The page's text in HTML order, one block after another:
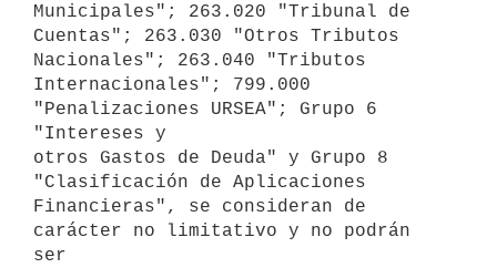
Municipales"; 263.020 "Tribunal de
Cuentas"; 263.030 "Otros Tributos
Nacionales"; 263.040 "Tributos
Internacionales"; 799.000
"Penalizaciones URSEA"; Grupo 6
"Intereses y
otros Gastos de Deuda" y Grupo 8
"Clasificación de Aplicaciones
Financieras", se consideran de
carácter no limitativo y no podrán
ser